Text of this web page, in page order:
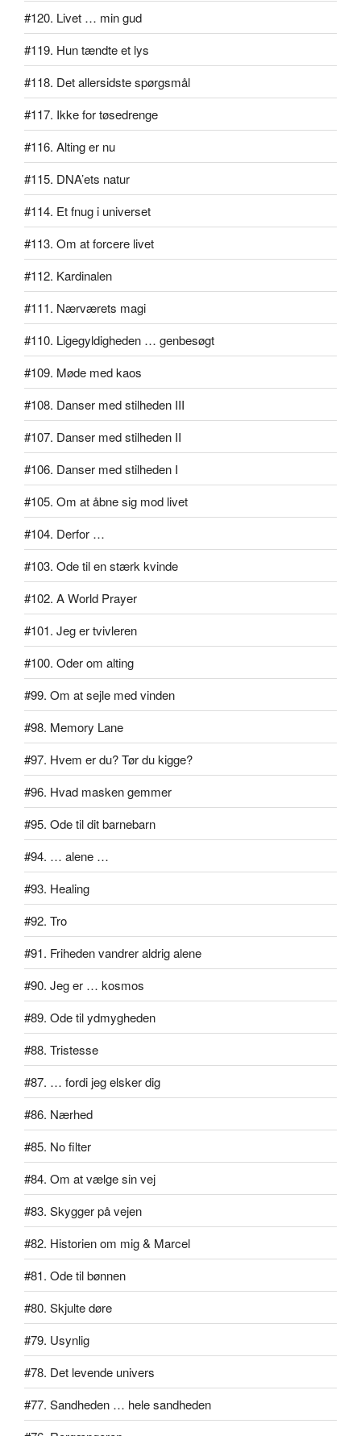
#120. Livet … min gud
#119. Hun tændte et lys
#118. Det allersidste spørgsmål
#117. Ikke for tøsedrenge
#116. Alting er nu
#115. DNA’ets natur
#114. Et fnug i universet
#113. Om at forcere livet
#112. Kardinalen
#111. Nærværets magi
#110. Ligegyldigheden … genbesøgt
#109. Møde med kaos
#108. Danser med stilheden III
#107. Danser med stilheden II
#106. Danser med stilheden I
#105. Om at åbne sig mod livet
#104. Derfor …
#103. Ode til en stærk kvinde
#102. A World Prayer
#101. Jeg er tvivleren
#100. Oder om alting
#99. Om at sejle med vinden
#98. Memory Lane
#97. Hvem er du? Tør du kigge?
#96. Hvad masken gemmer
#95. Ode til dit barnebarn
#94. … alene …
#93. Healing
#92. Tro
#91. Friheden vandrer aldrig alene
#90. Jeg er … kosmos
#89. Ode til ydmygheden
#88. Tristesse
#87. … fordi jeg elsker dig
#86. Nærhed
#85. No filter
#84. Om at vælge sin vej
#83. Skygger på vejen
#82. Historien om mig & Marcel
#81. Ode til bønnen
#80. Skjulte døre
#79. Usynlig
#78. Det levende univers
#77. Sandheden … hele sandheden